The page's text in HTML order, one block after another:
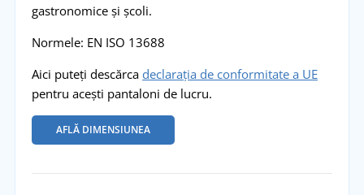
gastronomice și școli.
Normele: EN ISO 13688
Aici puteți descărca declarația de conformitate a UE
pentru acești pantaloni de lucru.
AFLĂ DIMENSIUNEA